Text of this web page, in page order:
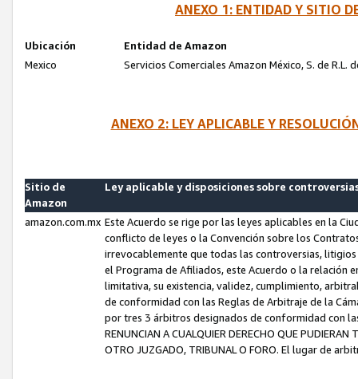
ANEXO 1: ENTIDAD Y SITIO
Ubicación
Entidad de Amazon
Mexico
Servicios Comerciales Amazon México, S. de R.L.
ANEXO 2: LEY APLICABLE Y
Sitio de
Amazon
Ley aplicable y disposiciones sobre
amazon.com.mx Este Acuerdo se rige por las leyes aplicables en la
conflicto de leyes o la Convención sobre los
irrevocablemente que todas las controversias,
el Programa de Afiliados, este Acuerdo o la relación
limitativa, su existencia, validez, cumplimiento,
de conformidad con las Reglas de Arbitraje de la
por tres 3 árbitros designados de conformidad con las
RENUNCIAN A CUALQUIER DERECHO QUE
OTRO JUZGADO, TRIBUNAL O FORO. El lugar de